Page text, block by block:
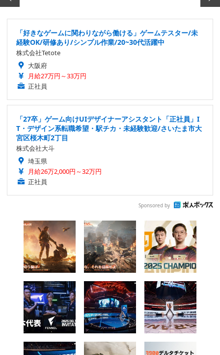
「好きなゲームに関わりながら働ける」ゲームテスター/未
経験OK/研修あり/シンプル作業/20~30代活躍中
株式会社Tetote
大阪府
月給27万円～33万円
正社員
「27卒」ゲーム向けUIデザイナーアシスタント「正社員」I
T・デザイン系転職希望・駅チカ・未経験歓迎/さいたま市大
宮区桜木町2丁目
株式会社大斗
埼玉県
月給26万2,000円～32万円
正社員
Sponsored by